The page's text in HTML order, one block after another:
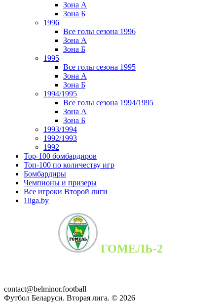
Зона А
Зона Б
1996
Все голы сезона 1996
Зона А
Зона Б
1995
Все голы сезона 1995
Зона А
Зона Б
1994/1995
Все голы сезона 1994/1995
Зона А
Зона Б
1993/1994
1992/1993
1992
Top-100 бомбардиров
Топ-100 по количеству игр
Бомбардиры
Чемпионы и призеры
Все игроки Второй лиги
1liga.by
ГОМЕЛЬ-2
contact@belminor.football
Футбол Беларуси. Вторая лига. © 2026